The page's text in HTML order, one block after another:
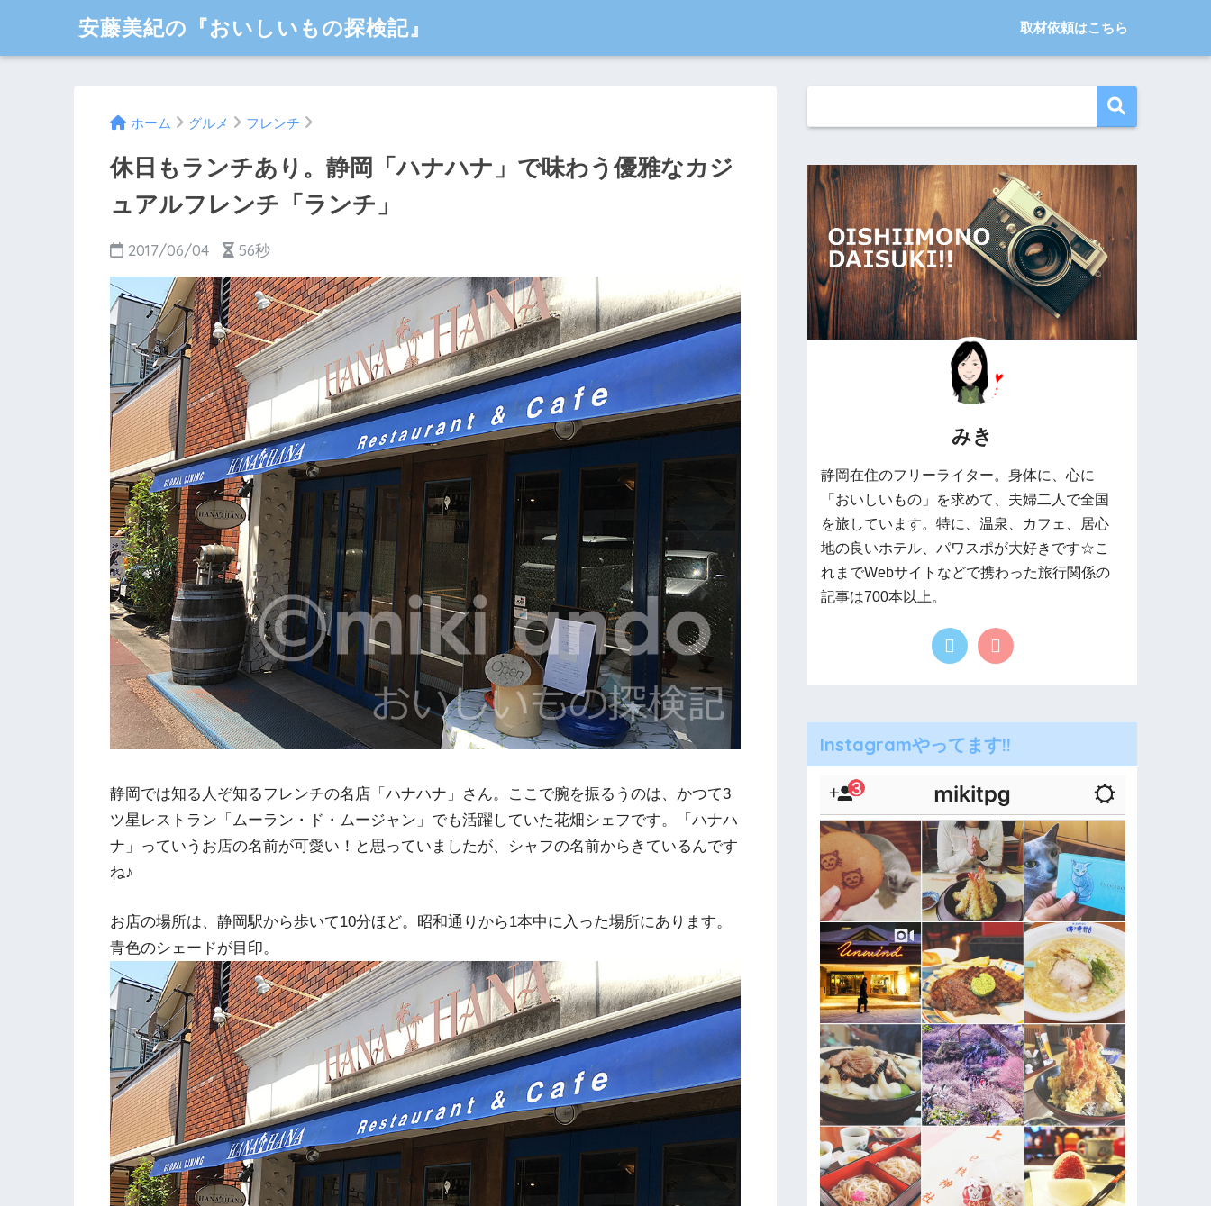
安藤美紀の『おいしいもの探検記』 取材依頼はこちら
ホーム グルメ フレンチ
休日もランチあり。静岡「ハナハナ」で味わう優雅なカジ
ュアルフレンチ「ランチ」
2017/06/04 56秒
静岡では知る人ぞ知るフレンチの名店「ハナハナ」さん。ここで腕を振るうのは、かつて3
ツ星レストラン「ムーラン・ド・ムージャン」でも活躍していた花畑シェフです。「ハナハ
ナ」っていうお店の名前が可愛い！と思っていましたが、シャフの名前からきているんです
ね♪
お店の場所は、静岡駅から歩いて10分ほど。昭和通りから1本中に入った場所にあります。
青色のシェードが目印。
みき
静岡在住のフリーライター。身体に、心に
「おいしいもの」を求めて、夫婦二人で全国
を旅しています。特に、温泉、カフェ、居心
地の良いホテル、パワスポが大好きです☆こ
れまでWebサイトなどで携わった旅行関係の
記事は700本以上。
Instagramやってます!!